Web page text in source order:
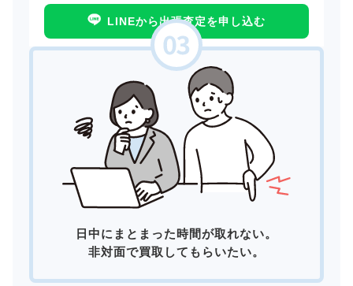
LINEから出張査定を申し込む
日中にまとまった時間が取れない。
非対面で買取してもらいたい。